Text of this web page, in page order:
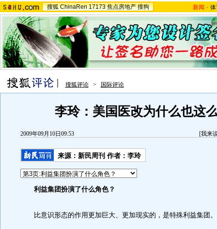
搜狐 ChinaRen 17173 焦点房地产 搜狗 新闻 -
搜狐评论 > 国际评论
李玲：美国医改为什么也这
2009年09月10日09:53 [我来
来源： 新民周刊 作者：李玲
利益集团扮演了什么角色？
比意识形态的作用更加巨大、更加现实的，是特殊利益集团。